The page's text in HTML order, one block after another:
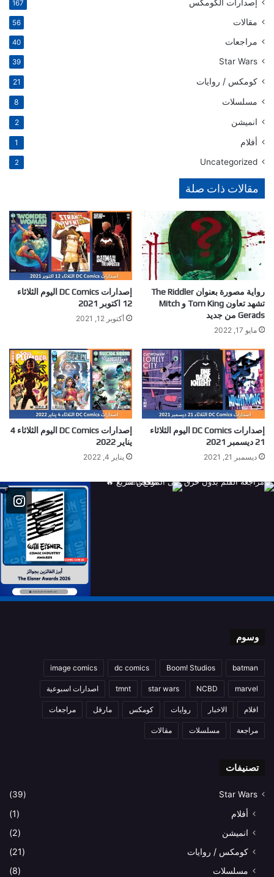
إصدارات الكومكس 167
مقالات 56
مراجعات 40
Star Wars
39
كومكس / روايات 21
مسلسلات 8
انميشن 2
أفلام 1
Uncategorized
2
مقالات ذات صلة
رواية مصورة بعنوان The Riddler
تشهد تعاون Tom King و Mitch
Gerads من جديد
مايو 17, 2022
إصدارات DC Comics اليوم الثلاثاء
12 اكتوبر 2021
أكتوبر 12, 2021
إصدارات DC Comics اليوم الثلاثاء
21 ديسمبر 2021
ديسمبر 21, 2021
إصدارات DC Comics اليوم الثلاثاء 4
يناير 2022
يناير 4, 2022
وسوم
batman
Boom! Studios
dc comics
image comics
marvel
NCBD
star wars
tmnt اصدارات اسبوعية
افلام الاخبار روايات كومكس مارفل مراجعات
مراجعة مسلسلات مقالات
تصنيفات
Star Wars
(39)
أفلام
(1)
انميشن
(2)
كومكس / روايات
(21)
مسلسلات
(8)